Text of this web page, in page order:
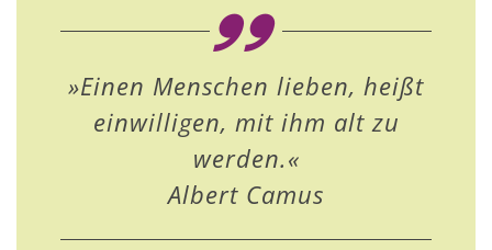
»Einen Menschen lieben, heißt
einwilligen, mit ihm alt zu
werden.«
Albert Camus